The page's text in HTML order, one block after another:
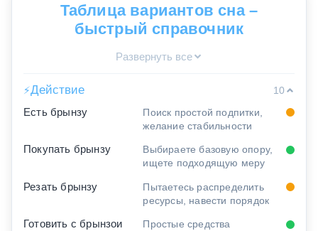
Таблица вариантов сна –
быстрый справочник
Развернуть все
⚡Действие
10
Есть брынзу
Поиск простой подпитки,
желание стабильности
Покупать брынзу
Выбираете базовую опору,
ищете подходящую меру
Резать брынзу
Пытаетесь распределить
ресурсы, навести порядок
Готовить с брынзои
Простые средства